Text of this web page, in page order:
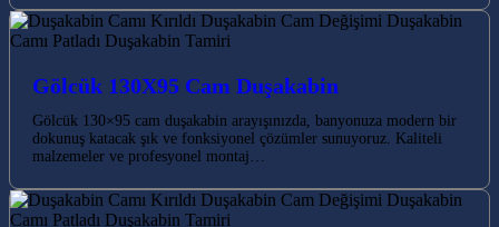
Gölcük 130X95 Cam Duşakabin
Gölcük 130×95 cam duşakabin arayışınızda, banyonuza modern bir
dokunuş katacak şık ve fonksiyonel çözümler sunuyoruz. Kaliteli
malzemeler ve profesyonel montaj…